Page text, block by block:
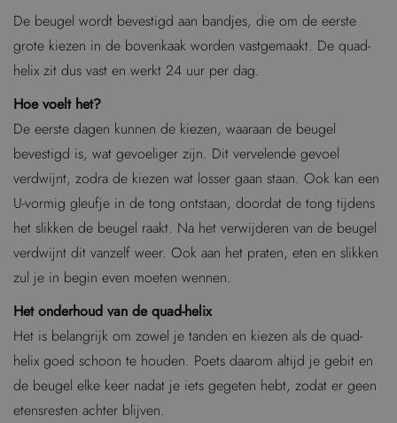
De beugel wordt bevestigd aan bandjes, die om de eerste
grote kiezen in de bovenkaak worden vastgemaakt. De quad-
helix zit dus vast en werkt 24 uur per dag.
Hoe voelt het?
De eerste dagen kunnen de kiezen, waaraan de beugel
bevestigd is, wat gevoeliger zijn. Dit vervelende gevoel
verdwijnt, zodra de kiezen wat losser gaan staan. Ook kan een
U-vormig gleufje in de tong ontstaan, doordat de tong tijdens
het slikken de beugel raakt. Na het verwijderen van de beugel
verdwijnt dit vanzelf weer. Ook aan het praten, eten en slikken
zul je in begin even moeten wennen.
Het onderhoud van de quad-helix
Het is belangrijk om zowel je tanden en kiezen als de quad-
helix goed schoon te houden. Poets daarom altijd je gebit en
de beugel elke keer nadat je iets gegeten hebt, zodat er geen
etensresten achter blijven.